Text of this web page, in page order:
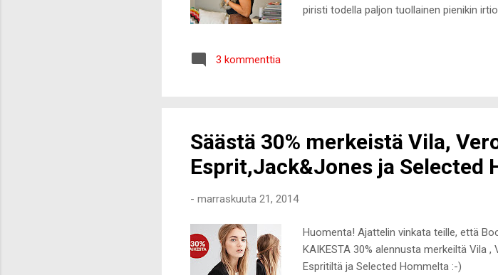
piristi todella paljon tuollainen pienikin
silti aina yhtä vapauttavaa kotiin
3 kommenttia
Säästä 30% merkeistä Vila,
Esprit,Jack&Jones ja Selected
- marraskuuta 21, 2014
Huomenta! Ajattelin vinkata teille, että
KAIKESTA 30% alennusta merkeiltä Vila
Espritiltä ja Selected Hommelta :-)